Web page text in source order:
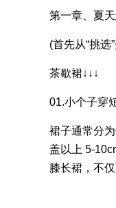
第一章、夏
(首先从“挑选
茶歇裙↓↓↓
01.小个子穿
裙子通常分
盖以上 5-
膝长裙，不